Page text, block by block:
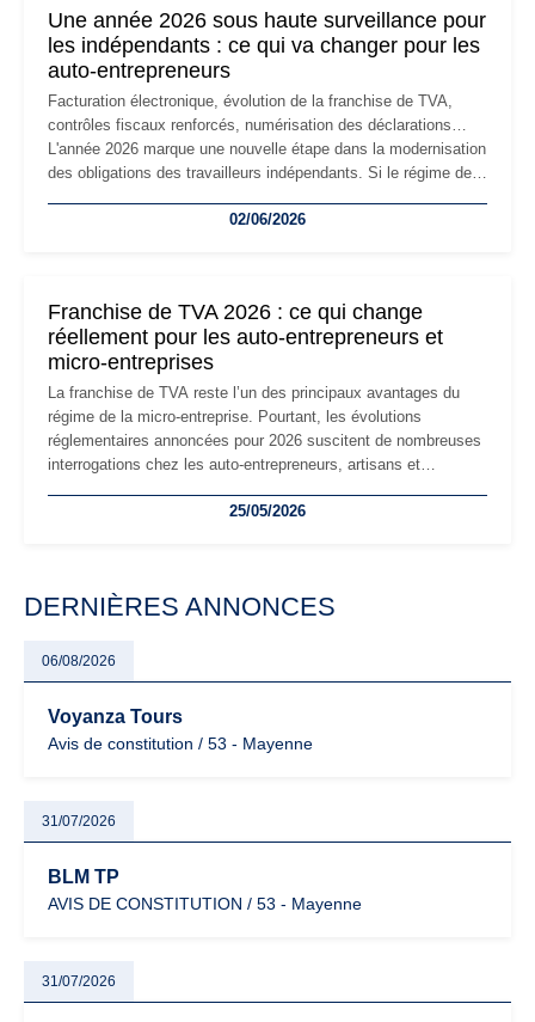
Une année 2026 sous haute surveillance pour
les indépendants : ce qui va changer pour les
auto-entrepreneurs
Facturation électronique, évolution de la franchise de TVA,
contrôles fiscaux renforcés, numérisation des déclarations…
L'année 2026 marque une nouvelle étape dans la modernisation
des obligations des travailleurs indépendants. Si le régime de
les auto-entrepreneurs devront s'adapter à un environnement
02/06/2026
Franchise de TVA 2026 : ce qui change
réellement pour les auto-entrepreneurs et
micro-entreprises
La franchise de TVA reste l’un des principaux avantages du
régime de la micro-entreprise. Pourtant, les évolutions
réglementaires annoncées pour 2026 suscitent de nombreuses
interrogations chez les auto-entrepreneurs, artisans et
facturation ou risque de bascule vers la TVA : les règles
25/05/2026
DERNIÈRES ANNONCES
06/08/2026
Voyanza Tours
Avis de constitution / 53 - Mayenne
31/07/2026
BLM TP
AVIS DE CONSTITUTION / 53 - Mayenne
31/07/2026